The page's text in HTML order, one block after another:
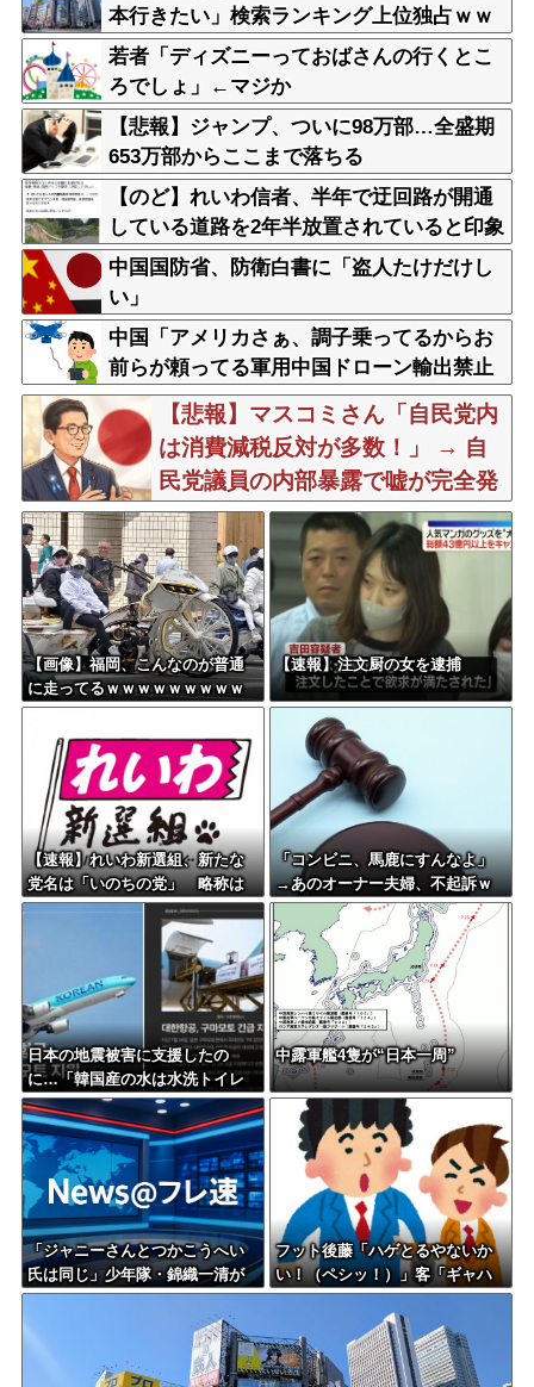
本行きたい」検索ランキング上位独占ｗｗ
ｗ
若者「ディズニーっておばさんの行くとこ
ろでしょ」←マジか
【悲報】ジャンプ、ついに98万部…全盛期
653万部からここまで落ちる
【のど】れいわ信者、半年で迂回路が開通
している道路を2年半放置されていると印象
操作してしまう
中国国防省、防衛白書に「盗人たけだけし
い」
中国「アメリカさぁ、調子乗ってるからお
前らが頼ってる軍用中国ドローン輸出禁止
するわw」
【悲報】マスコミさん「自民党内
は消費減税反対が多数！」 → 自
民党議員の内部暴露で嘘が完全発
覚 → ｗｗｗｗｗｗｗｗｗｗｗｗ
ｗｗ
【画像】福岡、こんなのが普通
に走ってるｗｗｗｗｗｗｗｗｗ
ｗｗｗｗｗｗｗｗｗｗｗｗｗｗ
ｗｗｗｗｗｗｗｗｗｗｗｗｗｗ
ｗｗｗ
【速報】注文厨の女を逮捕
【速報】れいわ新選組、新たな
党名は「いのちの党」 略称は
「いのち」
「コンビニ、馬鹿にすんなよ」
→あのオーナー夫婦、不起訴ｗ
ｗｗｗｗｗｗｗｗ
日本の地震被害に支援したの
に…「韓国産の水は水洗トイレ
に」
中露軍艦4隻が“日本一周”
「ジャニーさんとつかこうへい
氏は同じ」少年隊・錦織一清が
明かすレジェンドの共通点と我
フット後藤「ハゲとるやないか
い！（ペシッ！）」客「ギャハ
ハハwwwwww」←何が面白い